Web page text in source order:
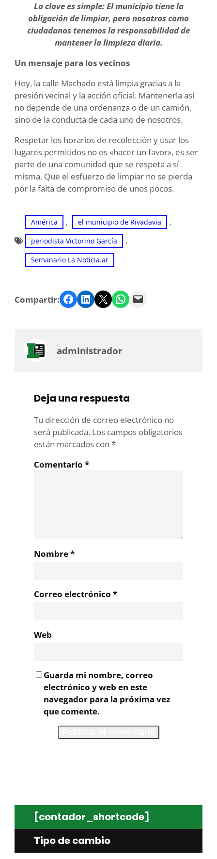
La clave es simple: El municipio tiene la
obligación de limpiar, pero nosotros como
ciudadanos tenemos la responsabilidad de
mantener la limpieza diaria.
Un mensaje para los vecinos
Hoy, la calle Machado está limpia gracias a la
presión vecinal y la acción oficial. Mantenerla así
no depende de una ordenanza o de un camión,
sino de la conducta de cada uno de nosotros.
Respetar los horarios de recolección y usar los
lugares permitidos no es «hacer un favor», es ser
parte de una comunidad que se respeta a sí
misma. Que el esfuerzo de limpiar no se pierda
por la falta de compromiso de unos pocos.
América , el municipio de Rivadavia ,
periodista Victorino García ,
Semanario La Noticia.ar
Compartir: Facebook LinkedIn Twitter WhatsApp Email
administrador
Deja una respuesta
Tu dirección de correo electrónico no
será publicada. Los campos obligatorios
están marcados con *
Comentario *
Nombre*
Correo electrónico *
Web
Guarda mi nombre, correo
electrónico y web en este
navegador para la próxima vez
que comente.
[contador_shortcode]
Tipo de cambio